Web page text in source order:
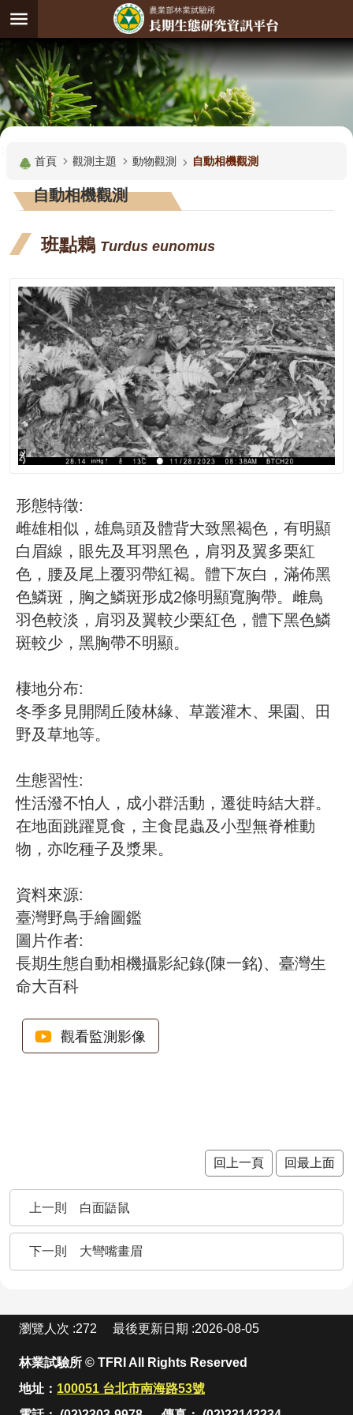
跳到主要內容區塊
進
階
搜
試
驗
地
觀
測
題
測
資
料
成
果
及
應
用
資
料
資
訊
公
告
頁
網
站
導
RSS
意
見
信
資
訊
安
全
政
策
政
網
權
首頁 觀測主題 動物觀測 自動相機觀測
自動相機觀測
班點鶇 Turdus eunomus
形態特徵:
雌雄相似，雄鳥頭及體背大致黑褐色，有明顯
白眉線，眼先及耳羽黑色，肩羽及翼多栗紅
色，腰及尾上覆羽帶紅褐。體下灰白，滿佈黑
色鱗斑，胸之鱗斑形成2條明顯寬胸帶。雌鳥
羽色較淡，肩羽及翼較少栗紅色，體下黑色鱗
斑較少，黑胸帶不明顯。
棲地分布:
冬季多見開闊丘陵林緣、草叢灌木、果園、田
野及草地等。
生態習性:
性活潑不怕人，成小群活動，遷徙時結大群。
在地面跳躍覓食，主食昆蟲及小型無脊椎動
物，亦吃種子及漿果。
資料來源:
臺灣野鳥手繪圖鑑
圖片作者:
長期生態自動相機攝影紀錄(陳一銘)、臺灣生
命大百科
觀看監測影像
回上一頁 回最上面
白面鼯鼠
大彎嘴畫眉
瀏覽人次 272 最後更新日期 2026-08-05
林業試驗所 © TFRI All Rights Reserved
地址： 100051 台北市南海路53號